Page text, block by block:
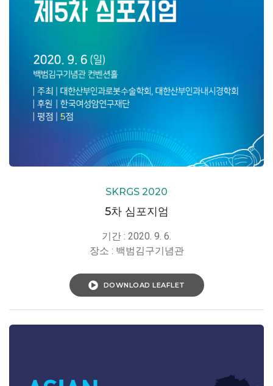
SKRGS 2020
5차 심포지엄
기간 : 2020. 9. 6.
장소 : 백범김구기념관
DOWNLOAD LEAFLET